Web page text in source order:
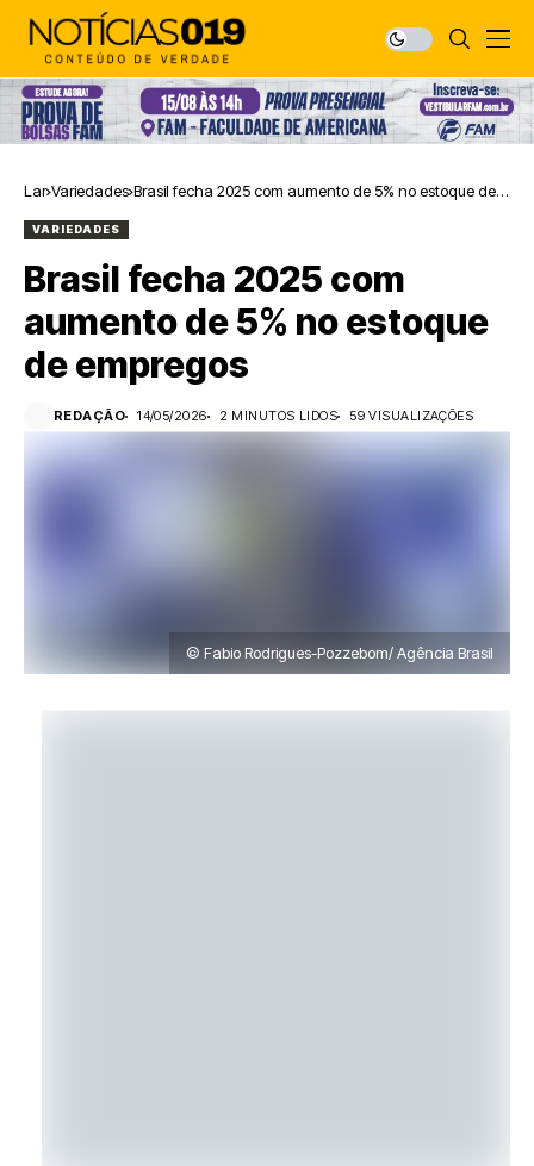
Lar Variedades Brasil fecha 2025 com aumento de 5% no estoque de
VARIEDADES
Brasil fecha 2025 com
aumento de 5% no estoque
de empregos
REDAÇÃO 14/05/2026 2 MINUTOS LIDOS 59 VISUALIZAÇÕES
© Fabio Rodrigues-Pozzebom/ Agência Brasil